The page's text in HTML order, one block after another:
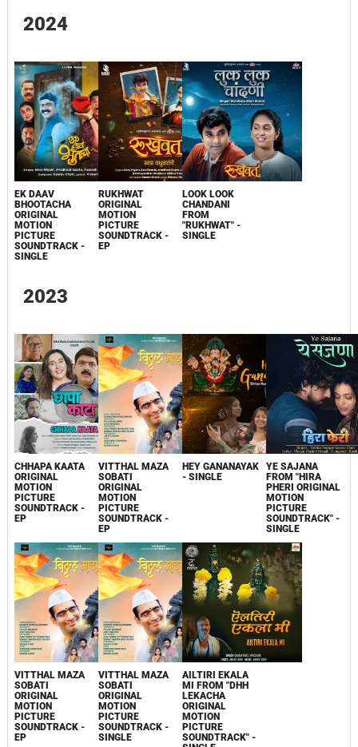
2024
EK DAAV
BHOOTACHA
ORIGINAL
MOTION
PICTURE
SOUNDTRACK -
SINGLE
RUKHWAT
ORIGINAL
MOTION
PICTURE
SOUNDTRACK -
EP
LOOK LOOK
CHANDANI
FROM
"RUKHWAT" -
SINGLE
2023
CHHAPA KAATA
ORIGINAL
MOTION
PICTURE
SOUNDTRACK -
EP
VITTHAL MAZA
SOBATI
ORIGINAL
MOTION
PICTURE
SOUNDTRACK -
EP
HEY GANANAYAK
- SINGLE
YE SAJANA
FROM "HIRA
PHERI ORIGINAL
MOTION
PICTURE
SOUNDTRACK" -
SINGLE
VITTHAL MAZA
SOBATI
ORIGINAL
MOTION
PICTURE
SOUNDTRACK -
EP
VITTHAL MAZA
SOBATI
ORIGINAL
MOTION
PICTURE
SOUNDTRACK -
SINGLE
AILTIRI EKALA
MI FROM "DHH
LEKACHA
ORIGINAL
MOTION
PICTURE
SOUNDTRACK" -